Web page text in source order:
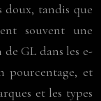
tandis que
souvent une
GL dans les e-
pourcentage, et
et les types